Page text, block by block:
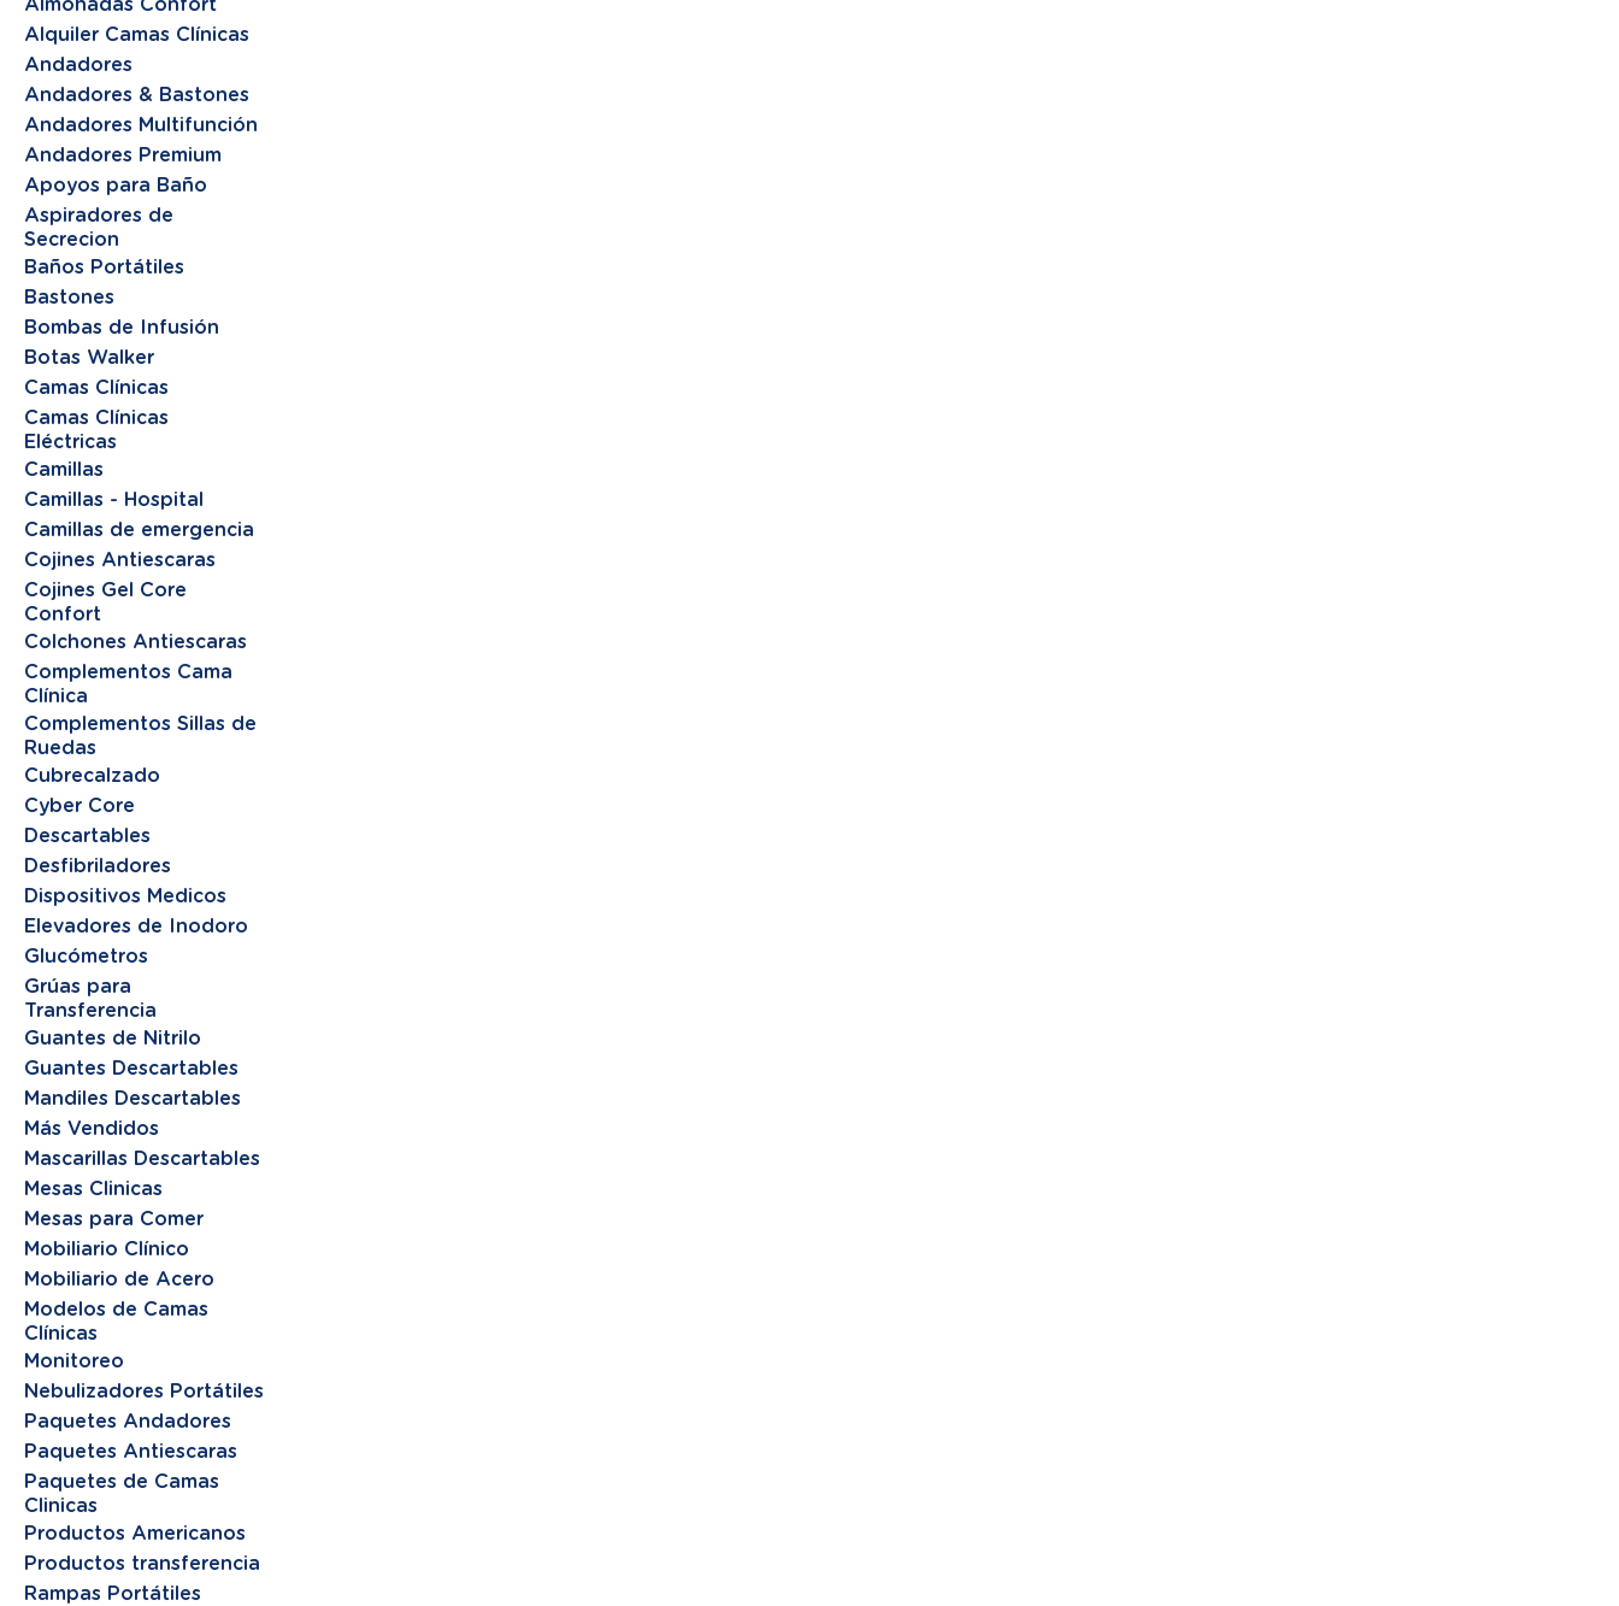
Almohadas Confort
Alquiler Camas Clínicas
Andadores
Andadores & Bastones
Andadores Multifunción
Andadores Premium
Apoyos para Baño
Aspiradores de
Secrecion
Baños Portátiles
Bastones
Bombas de Infusión
Botas Walker
Camas Clínicas
Camas Clínicas
Eléctricas
Camillas
Camillas - Hospital
Camillas de emergencia
Cojines Antiescaras
Cojines Gel Core
Confort
Colchones Antiescaras
Complementos Cama
Clínica
Complementos Sillas de
Ruedas
Cubrecalzado
Cyber Core
Descartables
Desfibriladores
Dispositivos Medicos
Elevadores de Inodoro
Glucómetros
Grúas para
Transferencia
Guantes de Nitrilo
Guantes Descartables
Mandiles Descartables
Más Vendidos
Mascarillas Descartables
Mesas Clinicas
Mesas para Comer
Mobiliario Clínico
Mobiliario de Acero
Modelos de Camas
Clínicas
Monitoreo
Nebulizadores Portátiles
Paquetes Andadores
Paquetes Antiescaras
Paquetes de Camas
Clinicas
Productos Americanos
Productos transferencia
Rampas Portátiles